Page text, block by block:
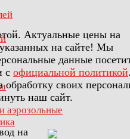
аэрозольные
Актуальные цены на
на сайте! Мы
данные
с официальной политикой
обработку своих
наш сайт.